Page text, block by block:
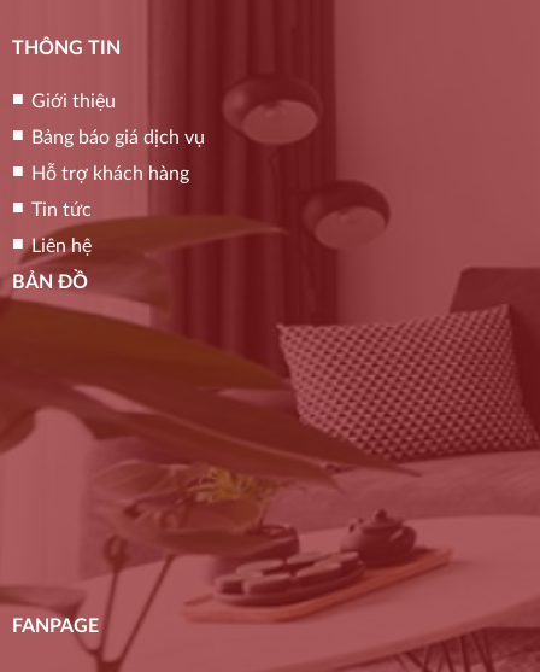
THÔNG TIN
Giới thiệu
Bảng báo giá dịch vụ
Hỗ trợ khách hàng
Tin tức
Liên hệ
BẢN ĐỒ
FANPAGE